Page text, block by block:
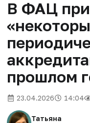
В ФАЦ
прошлом
23.04.2026 14:04
Татьяна